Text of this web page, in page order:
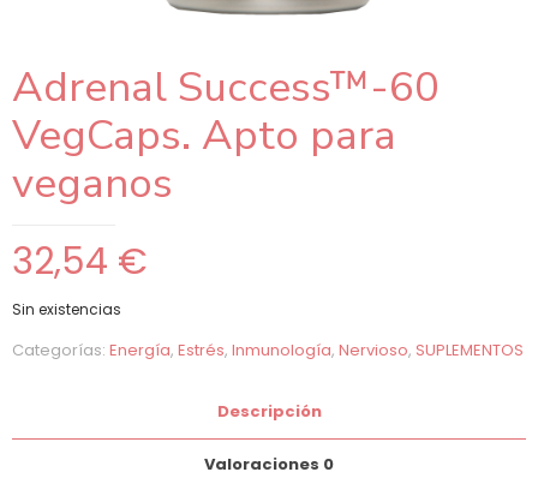
Adrenal Success™-60
VegCaps. Apto para
veganos
32,54 €
Sin existencias
Categorías: Energía, Estrés, Inmunología, Nervioso, SUPLEMENTOS
Descripción
Valoraciones 0